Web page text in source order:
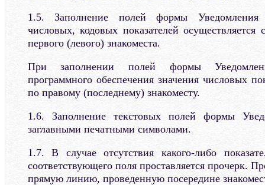
1.5. Заполнение полей формы Уведомления
числовых, кодовых показателей осуществляется
первого (левого) знакоместа.
При заполнении полей формы
программного обеспечения значения числовых
по правому (последнему) знакоместу.
1.6. Заполнение текстовых полей формы
заглавными печатными символами.
1.7. В случае отсутствия какого-либо
соответствующего поля проставляется прочерк.
прямую линию, проведенную посередине